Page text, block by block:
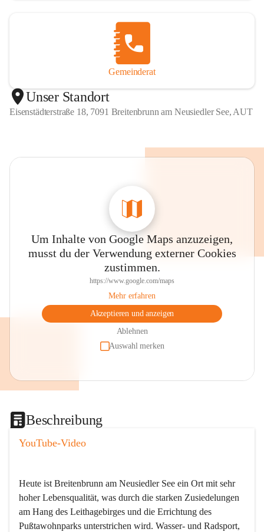
Gemeinderat
Unser Standort
Eisenstädterstraße 18, 7091 Breitenbrunn am Neusiedler See, AUT
Um Inhalte von Google Maps anzuzeigen,
musst du der Verwendung externer Cookies
zustimmen.
https://www.google.com/maps
Mehr erfahren
Akzeptieren und anzeigen
Ablehnen
Auswahl merken
Beschreibung
YouTube-Video
Heute ist Breitenbrunn am Neusiedler See ein Ort mit sehr
hoher Lebensqualität, was durch die starken Zusiedelungen
am Hang des Leithagebirges und die Errichtung des
Pußtawohnparks unterstrichen wird. Wasser- und Radsport,